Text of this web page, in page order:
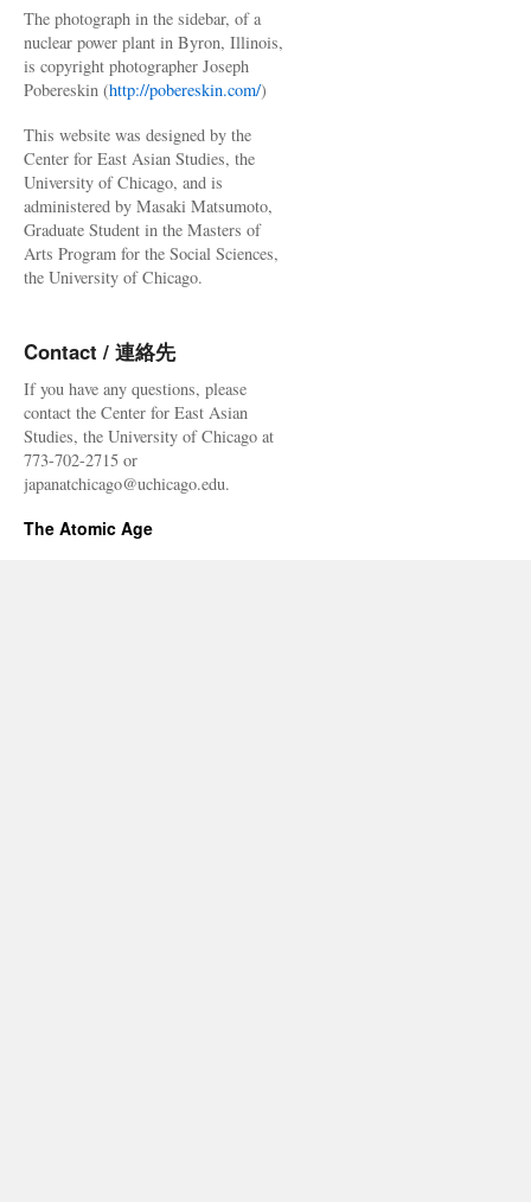
The photograph in the sidebar, of a
nuclear power plant in Byron, Illinois,
is copyright photographer Joseph
Pobereskin (http://pobereskin.com/)
This website was designed by the
Center for East Asian Studies, the
University of Chicago, and is
administered by Masaki Matsumoto,
Graduate Student in the Masters of
Arts Program for the Social Sciences,
the University of Chicago.
Contact / 連絡先
If you have any questions, please
contact the Center for East Asian
Studies, the University of Chicago at
773-702-2715 or
japanatchicago@uchicago.edu.
The Atomic Age